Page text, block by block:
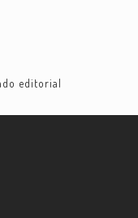
editorial